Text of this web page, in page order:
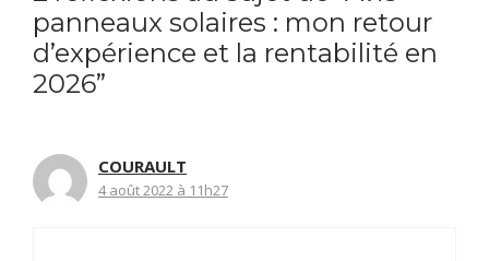
panneaux solaires : mon retour
d’expérience et la rentabilité en
2026”
COURAULT
4 août 2022 à 11h27